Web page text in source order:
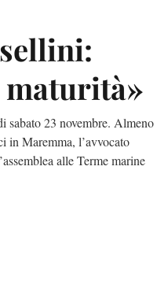
maturità»
sabato 23 novembre. Almeno
in Maremma, l’avvocato
alle Terme marine